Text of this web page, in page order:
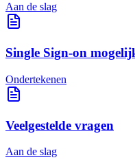
Aan de slag
Single Sign-on
Ondertekenen
Veelgestelde vragen
Aan de slag